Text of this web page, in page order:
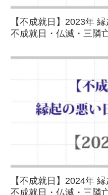
【不成就日】2023年
不成就日・仏滅・三隣
【不成就日】2024年
不成就日・仏滅・三隣